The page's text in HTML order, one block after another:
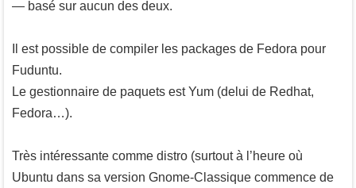
— basé sur aucun des deux.
Il est possible de compiler les packages de Fedora pour
Fuduntu.
Le gestionnaire de paquets est Yum (delui de Redhat,
Fedora…).
Très intéressante comme distro (surtout à l’heure où
Ubuntu dans sa version Gnome-Classique commence de